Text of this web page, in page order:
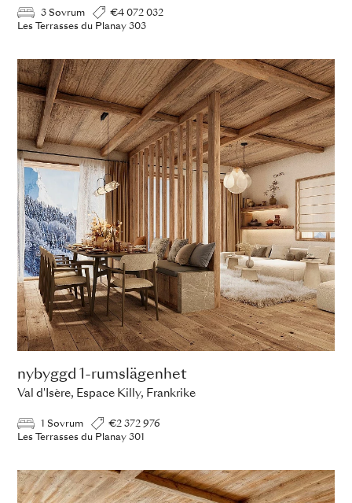
3 Sovrum
€4 072 032
Les Terrasses du Planay 303
nybyggd 1-rumslägenhet
Val d'Isère, Espace Killy, Frankrike
1 Sovrum
€2 372 976
Les Terrasses du Planay 301